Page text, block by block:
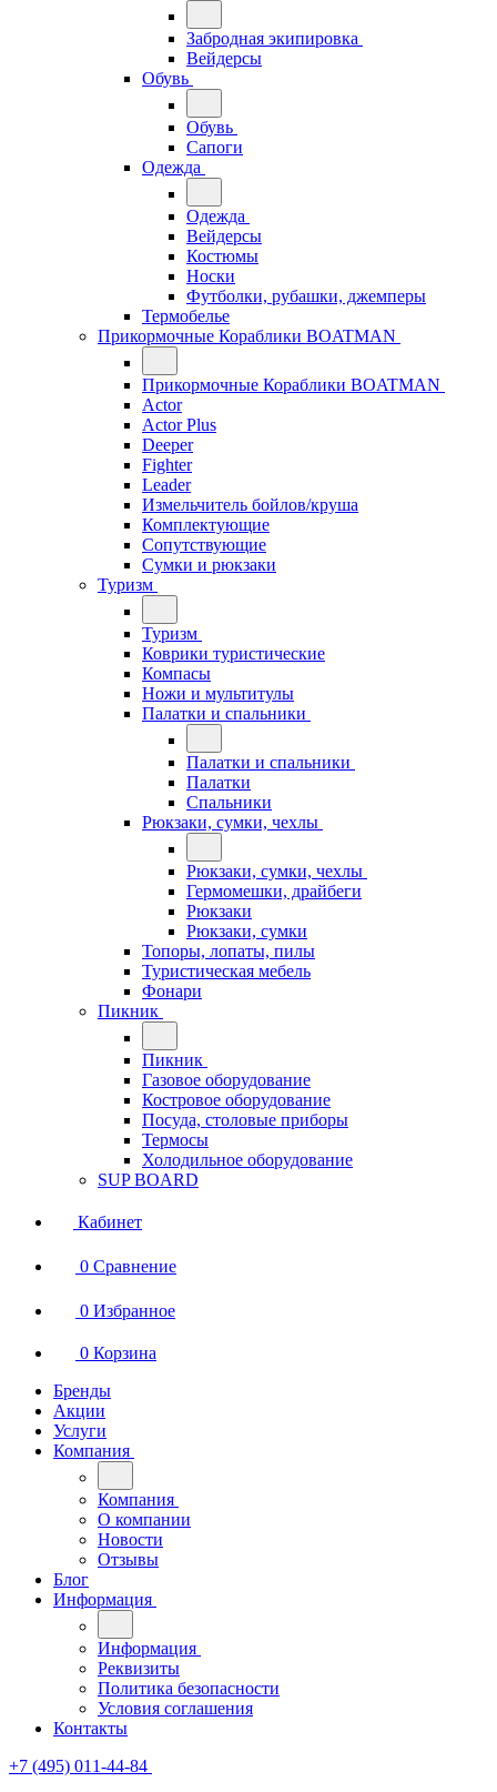
Забродная экипировка
Вейдерсы
Обувь
Обувь
Сапоги
Одежда
Одежда
Вейдерсы
Костюмы
Носки
Футболки, рубашки, джемперы
Термобелье
Прикормочные Кораблики BOATMAN
Прикормочные Кораблики BOATMAN
Actor
Actor Plus
Deeper
Fighter
Leader
Измельчитель бойлов/круша
Комплектующие
Сопутствующие
Сумки и рюкзаки
Туризм
Туризм
Коврики туристические
Компасы
Ножи и мультитулы
Палатки и спальники
Палатки и спальники
Палатки
Спальники
Рюкзаки, сумки, чехлы
Рюкзаки, сумки, чехлы
Гермомешки, драйбеги
Рюкзаки
Рюкзаки, сумки
Топоры, лопаты, пилы
Туристическая мебель
Фонари
Пикник
Пикник
Газовое оборудование
Костровое оборудование
Посуда, столовые приборы
Термосы
Холодильное оборудование
SUP BOARD
Кабинет
0 Сравнение
0 Избранное
0 Корзина
Бренды
Акции
Услуги
Компания
Компания
О компании
Новости
Отзывы
Блог
Информация
Информация
Реквизиты
Политика безопасности
Условия соглашения
Контакты
+7 (495) 011-44-84